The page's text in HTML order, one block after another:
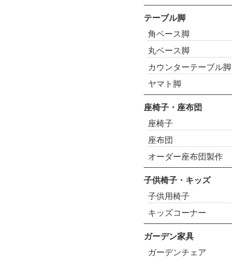
テーブル脚
角ベース脚
丸ベース脚
カウンターテーブル脚
ヤマト脚
座椅子・座布団
座椅子
座布団
オーダー座布団製作
子供椅子・キッズ
子供用椅子
キッズコーナー
ガーデン家具
ガーデンチェア